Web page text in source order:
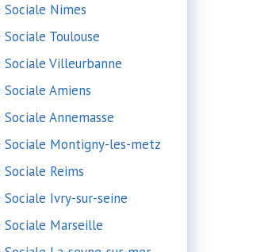
Sociale Nimes
Toulouse
Sociale Villeurbanne
Sociale Amiens
Annemasse
Sociale Montigny-les-metz
Reims
Sociale Ivry-sur-seine
Sociale Marseille